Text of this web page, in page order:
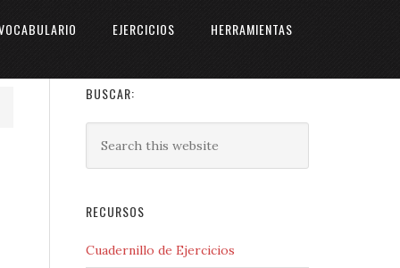
EJERCICIOS HERRAMIENTAS
BUSCAR:
RECURSOS
Cuadernillo de Ejercicios